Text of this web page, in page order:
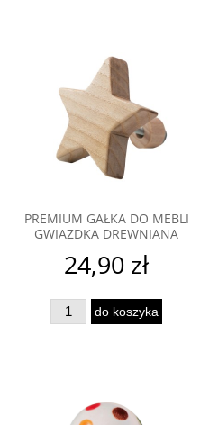
PREMIUM GAŁKA DO MEBLI
GWIAZDKA DREWNIANA
24,90 zł
do koszyka